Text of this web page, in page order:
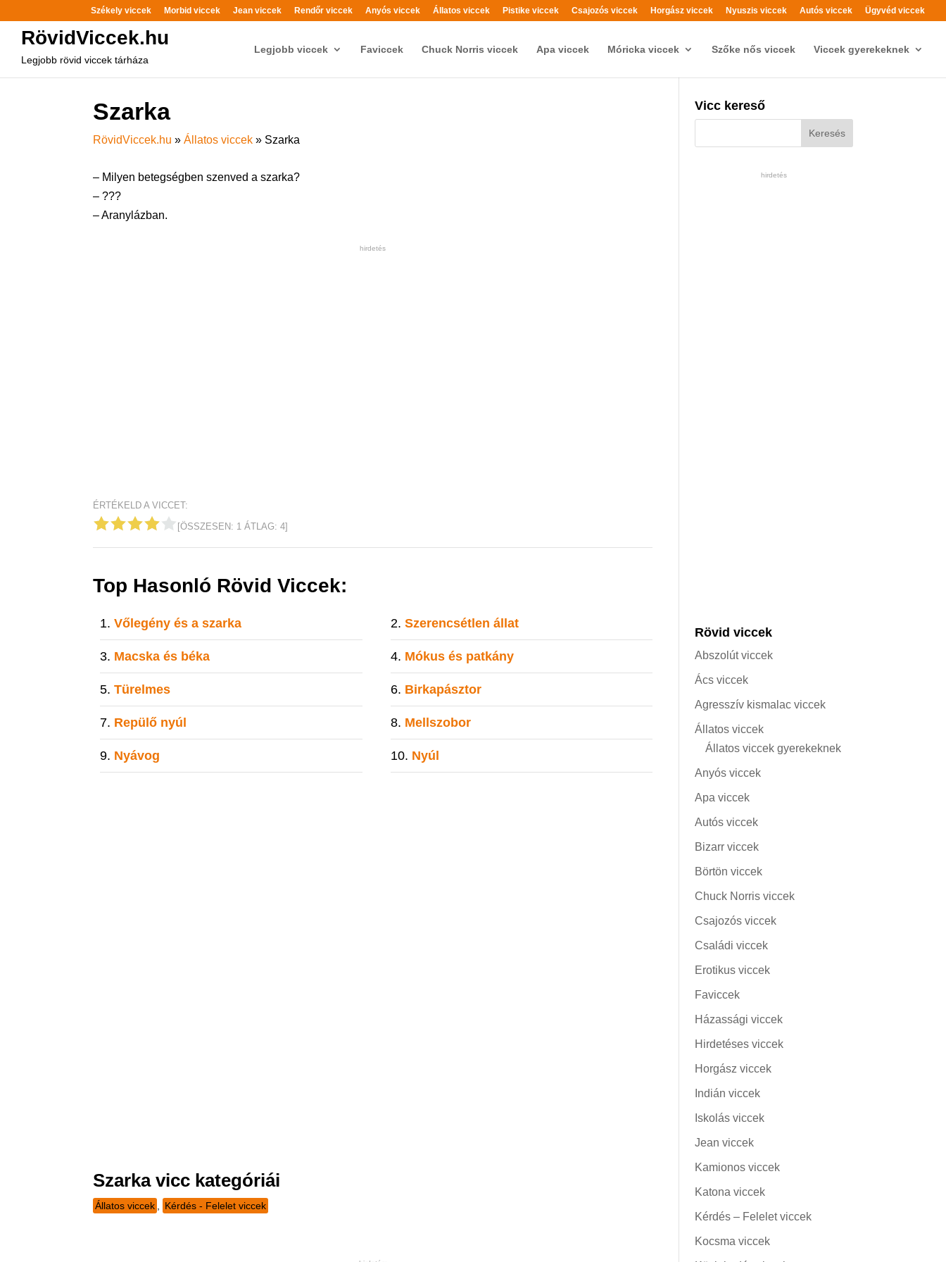
Székely viccek Morbid viccek Jean viccek Rendőr viccek Anyós viccek Állatos viccek Pistike viccek Csajozós viccek Horgász viccek Nyuszis viccek Autós viccek Ügyvéd viccek
RövidViccek.hu
Legjobb rövid viccek tárháza
Legjobb viccek Faviccek Chuck Norris viccek Apa viccek Móricka viccek Szőke nős viccek Viccek gyerekeknek
Szarka
RövidViccek.hu » Állatos viccek » Szarka
– Milyen betegségben szenved a szarka?
– ???
– Aranylázban.
hirdetés
ÉRTÉKELD A VICCET:
[ÖSSZESEN: 1 ÁTLAG: 4]
Top Hasonló Rövid Viccek:
Vőlegény és a szarka Szerencsétlen állat
Macska és béka Mókus és patkány
Türelmes Birkapásztor
Repülő nyúl Mellszobor
Nyávog Nyúl
Szarka vicc kategóriái
Állatos viccek Kérdés - Felelet viccek
Vicc kereső
hirdetés
Rövid viccek
Abszolút viccek
Ács viccek
Agresszív kismalac viccek
Állatos viccek
Állatos viccek gyerekeknek
Anyós viccek
Apa viccek
Autós viccek
Bizarr viccek
Börtön viccek
Chuck Norris viccek
Csajozós viccek
Családi viccek
Erotikus viccek
Faviccek
Házassági viccek
Hirdetéses viccek
Horgász viccek
Indián viccek
Iskolás viccek
Jean viccek
Kamionos viccek
Katona viccek
Kérdés – Felelet viccek
Kocsma viccek